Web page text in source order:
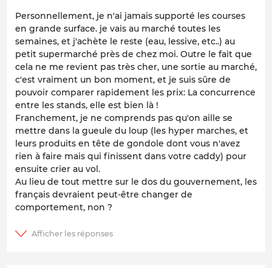
Personnellement, je n'ai jamais supporté les courses
en grande surface. je vais au marché toutes les
semaines, et j'achète le reste (eau, lessive, etc..) au
petit supermarché près de chez moi. Outre le fait que
cela ne me revient pas très cher, une sortie au marché,
c'est vraiment un bon moment, et je suis sûre de
pouvoir comparer rapidement les prix: La concurrence
entre les stands, elle est bien là !
Franchement, je ne comprends pas qu'on aille se
mettre dans la gueule du loup (les hyper marches, et
leurs produits en tête de gondole dont vous n'avez
rien à faire mais qui finissent dans votre caddy) pour
ensuite crier au vol.
Au lieu de tout mettre sur le dos du gouvernement, les
français devraient peut-être changer de
comportement, non ?